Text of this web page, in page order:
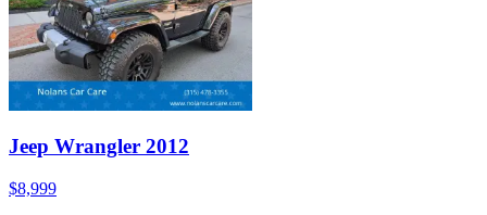
Jeep Wrangler 2012
$8,999